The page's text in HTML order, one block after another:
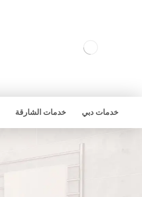
خدمات دبي خدمات الشارقة